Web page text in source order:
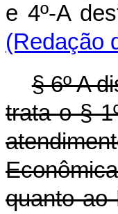
e 4º-A
(Redação
§ 6º A
trata o §